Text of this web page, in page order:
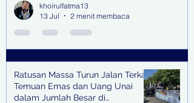
khoirulfatma13
13 Jul
2 menit membaca
Ratusan Massa Turun Jalan Terkait
Temuan Emas dan Uang Unai
dalam Jumlah Besar di